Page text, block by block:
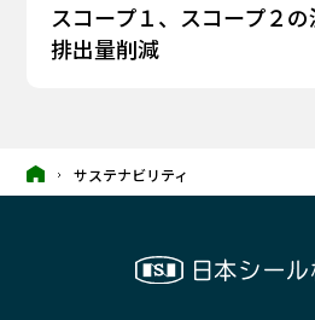
スコープ１、スコープ２
排出量削減
サステナビリティ